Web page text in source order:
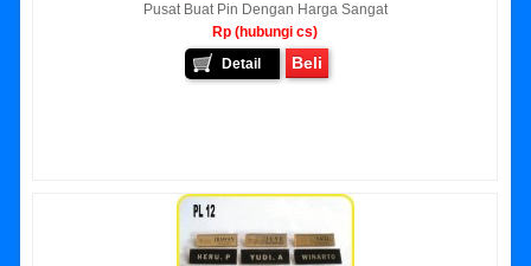
Pusat Buat Pin Dengan Harga Sangat
Rp (hubungi cs)
Detail
Beli